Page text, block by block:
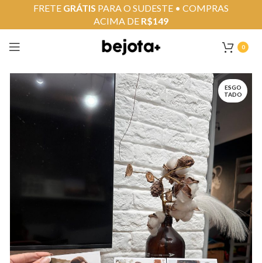
0
ESGO
TADO
FRETE GRÁTIS PARA O SUDESTE • COMPRAS
ACIMA DE R$149